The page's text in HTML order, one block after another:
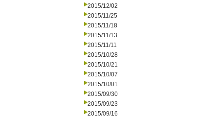
2015/12/02
2015/11/25
2015/11/18
2015/11/13
2015/11/11
2015/10/28
2015/10/21
2015/10/07
2015/10/01
2015/09/30
2015/09/23
2015/09/16